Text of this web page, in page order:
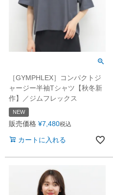
［GYMPHLEX］コンパクトジ
ャージー半袖Tシャツ【秋冬新
作】／ジムフレックス
NEW
販売価格 ¥7,480税込
カートに入れる